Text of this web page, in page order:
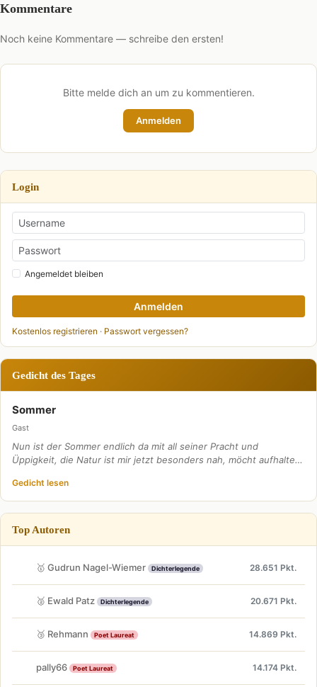
Kommentare
Noch keine Kommentare — schreibe den ersten!
Bitte melde dich an um zu kommentieren.
Anmelden
Login
Angemeldet bleiben
Anmelden
Kostenlos registrieren · Passwort vergessen?
Gedicht des Tages
Sommer
Gast
Nun ist der Sommer endlich da mit all seiner Pracht und
Üppigkeit, die Natur ist mir jetzt besonders nah, möcht aufhalte…
Gedicht lesen
Top Autoren
🥇 Gudrun Nagel-Wiemer Dichterlegende 28.651 Pkt.
🥈 Ewald Patz Dichterlegende 20.671 Pkt.
🥉 Rehmann Poet Laureat 14.869 Pkt.
pally66 Poet Laureat 14.174 Pkt.